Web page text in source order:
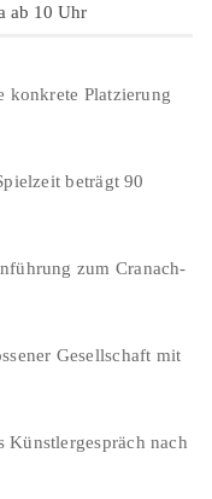
ab 10 Uhr
konkrete Platzierung
beträgt 90
zum Cranach-
Gesellschaft mit
Künstlergespräch nach